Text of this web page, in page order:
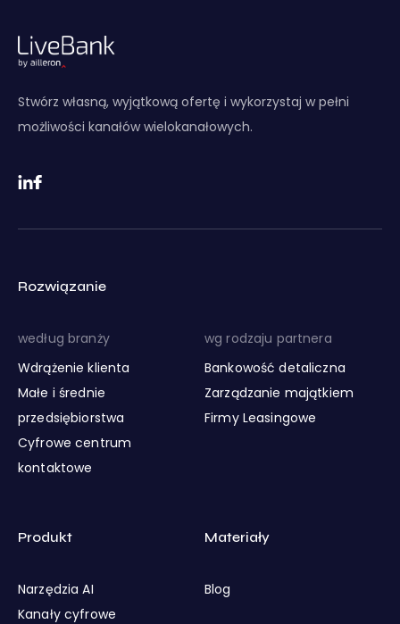
Stwórz własną, wyjątkową ofertę i wykorzystaj w pełni
możliwości kanałów wielokanałowych.
Rozwiązanie
według branży
Wdrążenie klienta
Małe i średnie
przedsiębiorstwa
Cyfrowe centrum
kontaktowe
wg rodzaju partnera
Bankowość detaliczna
Zarządzanie majątkiem
Firmy Leasingowe
Produkt
Narzędzia AI
Kanały cyfrowe
Materiały
Blog